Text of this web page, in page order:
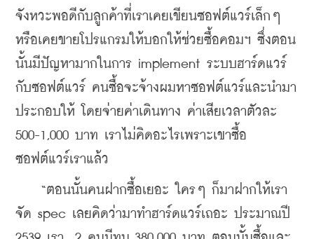
จังหวะพอดีกับลูกค้าที่เราเคยเขียนซอฟต์แวร์เล็กๆ
หรือเคยขายโปรแกรมให้บอกให้ช่วยซื้อคอมฯ ซึ่งตอน
นั้นมีปัญหามากในการ implement ระบบฮาร์ดแวร์
กับซอฟต์แวร์ คนซื้อจะจ้างผมหาซอฟต์แวร์และนำมา
ประกอบให้ โดยจ่ายค่าเดินทาง ค่าเสียเวลาตัวละ
500-1,000 บาท เราไม่คิดอะไรเพราะเขาซื้อ
ซอฟต์แวร์เราแล้ว
“ตอนนั้นคนฝากซื้อเยอะ ใครๆ ก็มาฝากให้เรา
จัด spec เลยคิดว่ามาทำฮาร์ดแวร์เถอะ ประมาณปี